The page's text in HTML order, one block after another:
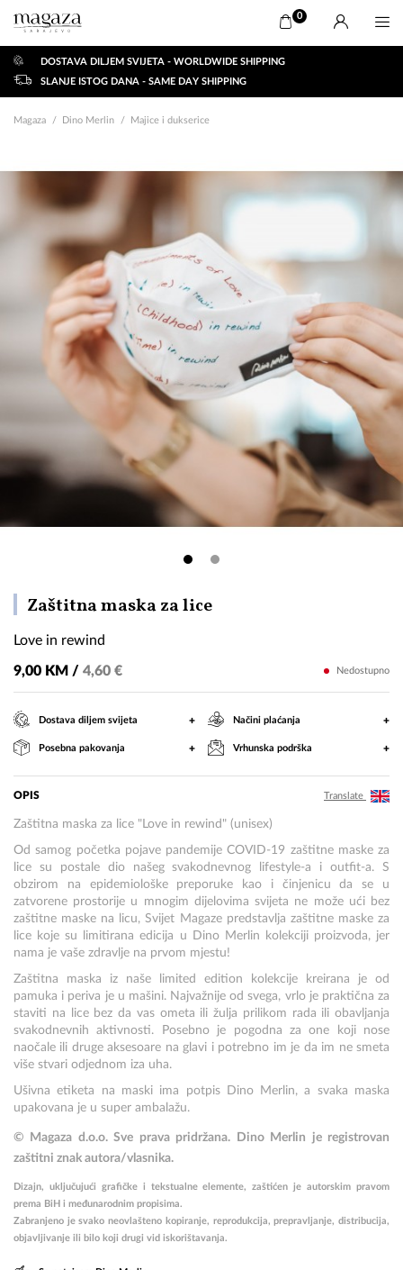
0
DOSTAVA DILJEM SVIJETA - WORLDWIDE SHIPPING
SLANJE ISTOG DANA - SAME DAY SHIPPING
Magaza Dino Merlin Majice i dukserice
Zaštitna maska za liceLove
Love in rewind
9,00 KM / 4,60 € Nedostupno
Dostava diljem svijeta + Načini plaćanja +
Posebna pakovanja + Vrhunska podrška +
OPIS Translate
Zaštitna maska za lice "Love in rewind" (unisex)
Od samog početka pojave pandemije COVID-19 zaštitne maske za
lice su postale dio našeg svakodnevnog lifestyle-a i outfit-a. S
obzirom na epidemiološke preporuke kao i činjenicu da se u
zatvorene prostorije u mnogim dijelovima svijeta ne može ući bez
zaštitne maske na licu, Svijet Magaze predstavlja zaštitne maske za
lice koje su limitirana edicija u Dino Merlin kolekciji proizvoda, jer
nama je vaše zdravlje na prvom mjestu!
Zaštitna maska iz naše limited edition kolekcije kreirana je od
pamuka i periva je u mašini. Najvažnije od svega, vrlo je praktična za
staviti na lice bez da vas ometa ili žulja prilikom rada ili obavljanja
svakodnevnih aktivnosti. Posebno je pogodna za one koji nose
naočale ili druge aksesoare na glavi i potrebno im je da im ne smeta
više stvari odjednom iza uha.
Ušivna etiketa na maski ima potpis Dino Merlin, a svaka maska
upakovana je u super ambalažu.
© Magaza d.o.o. Sve prava pridržana. Dino Merlin je registrovan
zaštitni znak autora/vlasnika.
Dizajn, uključujući grafičke i tekstualne elemente, zaštićen je autorskim pravom
prema BiH i međunarodnim propisima.
Zabranjeno je svako neovlašteno kopiranje, reprodukcija, prepravljanje, distribucija,
objavljivanje ili bilo koji drugi vid iskorištavanja.